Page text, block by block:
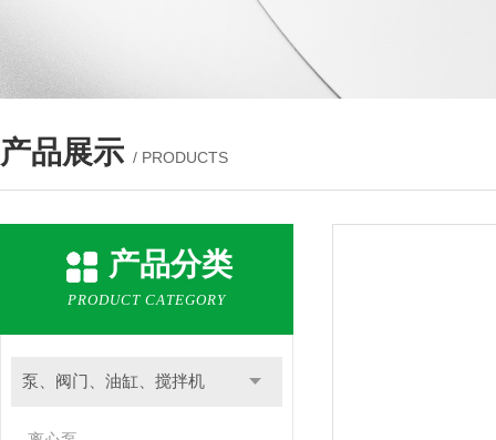
产品展示 / PRODUCTS
产品分类
PRODUCT CATEGORY
泵、阀门、油缸、搅拌机